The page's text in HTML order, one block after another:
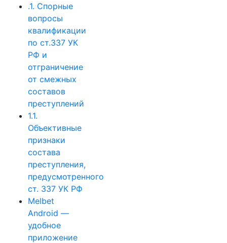
.1. Спорные
вопросы
квалификации
по ст.337 УК
РФ и
отграничение
от смежных
составов
преступлений
1.1.
Объективные
признаки
состава
преступления,
предусмотренного
ст. 337 УК РФ
Melbet
Android —
удобное
приложение